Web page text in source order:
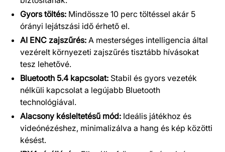
Gyors töltés: Mindössze 10 perc töltéssel akár 5
órányi lejátszási idő érhető el.
AI ENC zajszűrés: A mesterséges intelligencia által
vezérelt környezeti zajszűrés tisztább hívásokat
tesz lehetővé.
Bluetooth 5.4 kapcsolat: Stabil és gyors vezeték
nélküli kapcsolat a legújabb Bluetooth
technológiával.
Alacsony késleltetésű mód: Ideális játékhoz és
videónézéshez, minimalizálva a hang és kép közötti
késést.